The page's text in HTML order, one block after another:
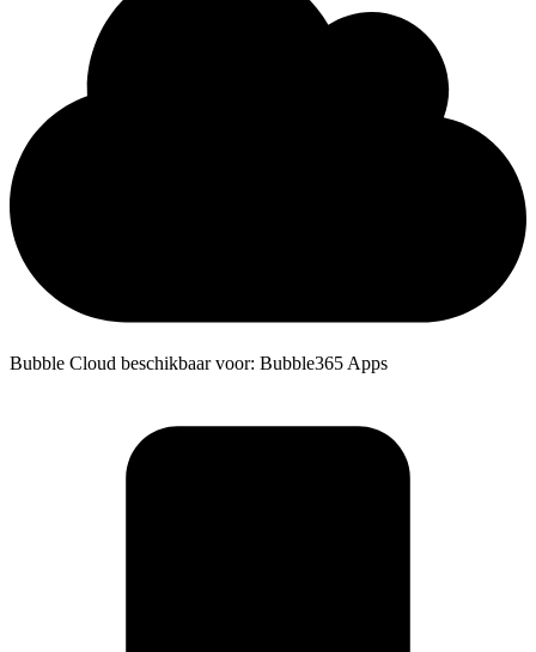
Bubble Cloud beschikbaar voor: Bubble365 Apps